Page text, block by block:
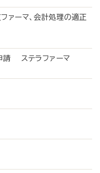
ーマ、会計処理の適正
請 ステラファーマ